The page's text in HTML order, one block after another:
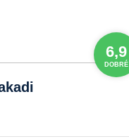
6,9
DOBRÉ